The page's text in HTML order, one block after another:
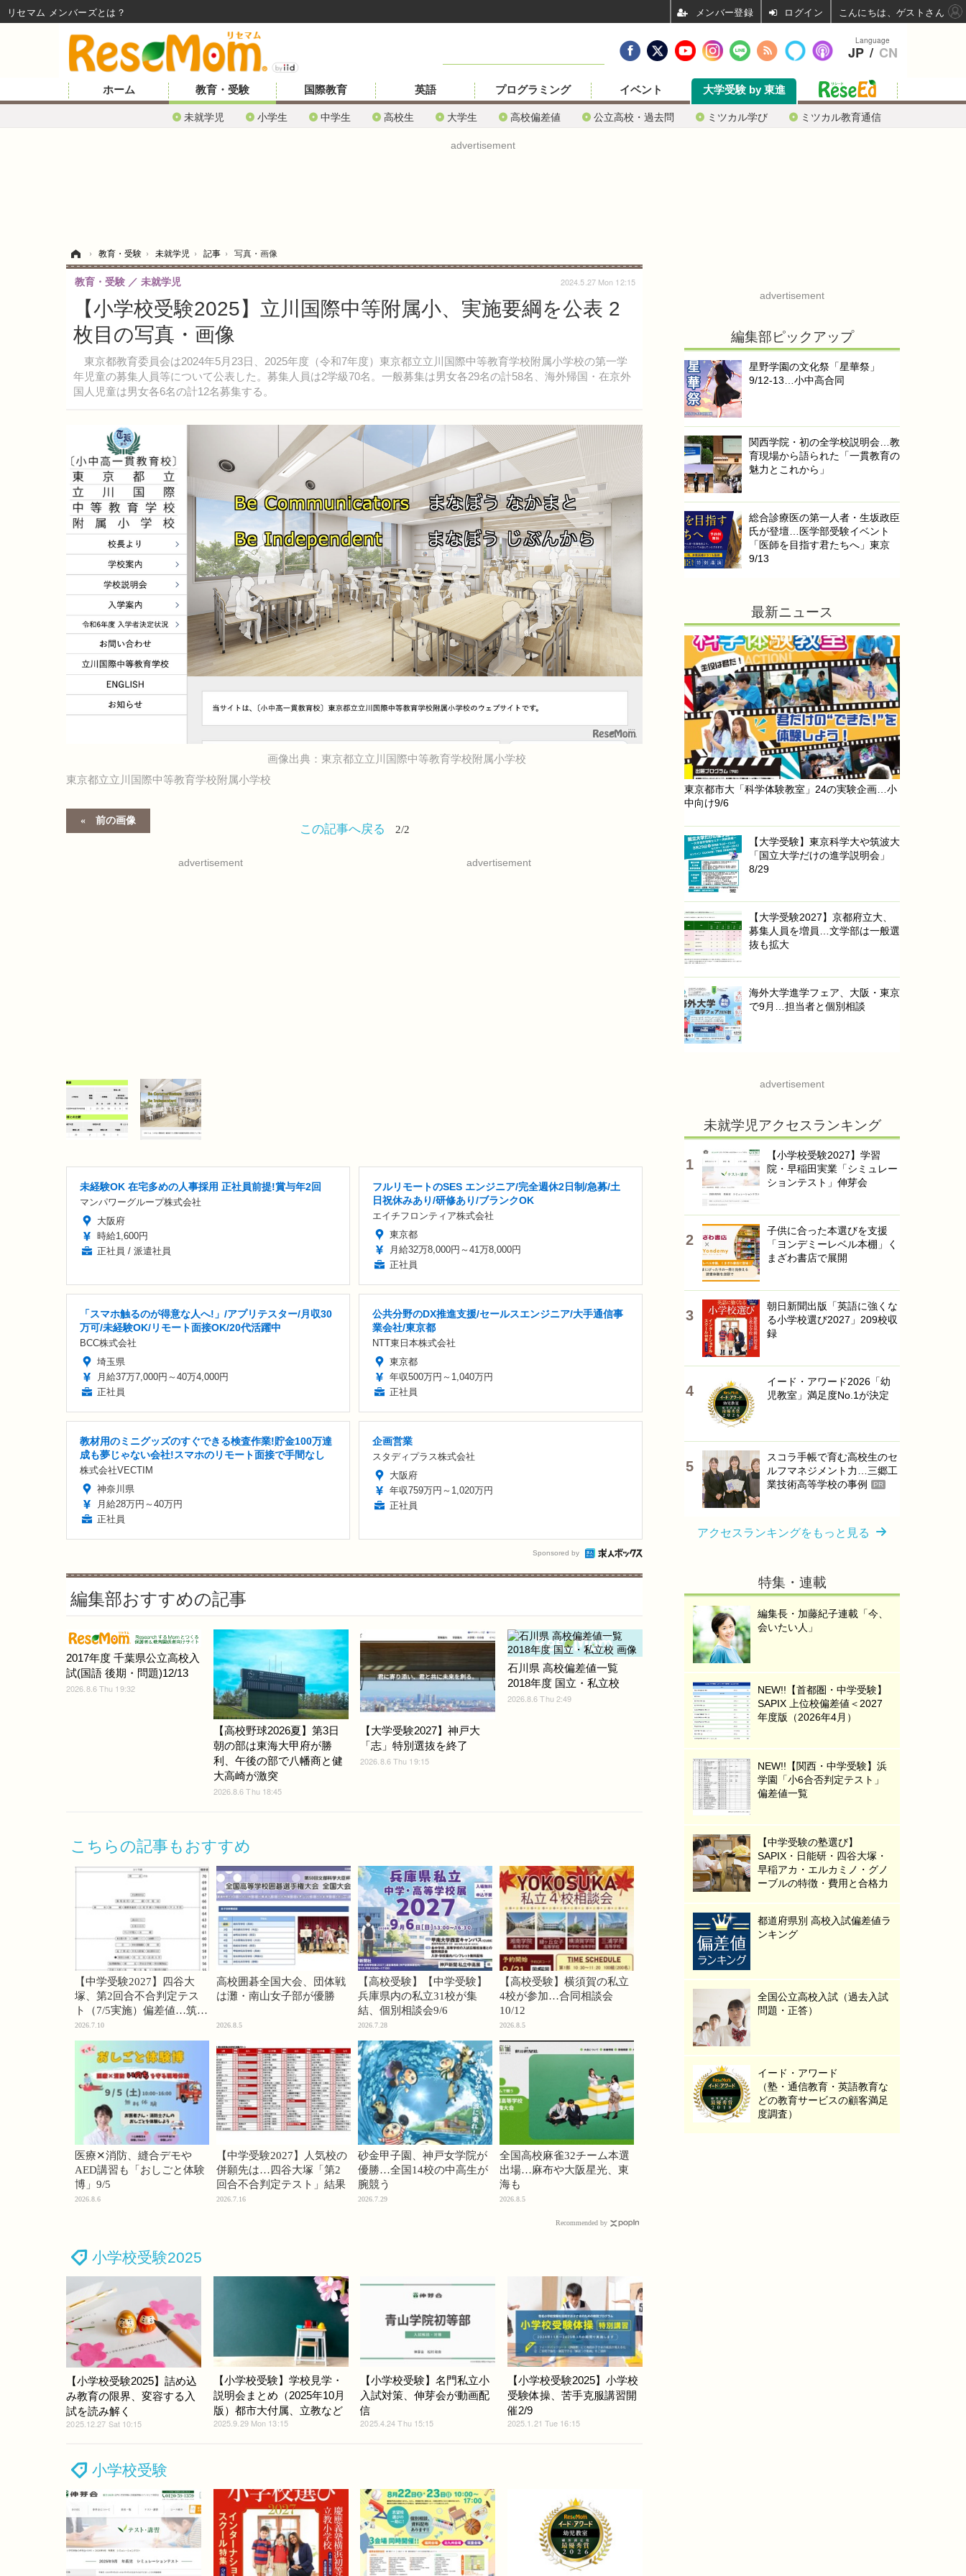
ホーム 教育・受験
未就学児 小学生 中学生 高校生 大学生 高校偏差値 公立高校・過去問 ミツカル学び ミツカル教育通信
国際教育 英語 プログラミング イベント 大学受験 by 東進
advertisement
› 教育・受験 › 未就学児 › 記事 › 写真・画像
【小学校受験2025】立川国際中等附属小、実施要綱を公表 2
枚目の写真・画像
東京都教育委員会は2024年5月23日、2025年度（令和7年度）東京都立立川国際中等教育学校附属小学校の第一学
年児童の募集人員等について公表した。募集人員は2学級70名。一般募集は男女各29名の計58名、海外帰国・在京外
国人児童は男女各6名の計12名募集する。
教育・受験 未就学児 2024.5.27 Mon 12:15
画像出典：東京都立立川国際中等教育学校附属小学校
東京都立立川国際中等教育学校附属小学校
前の画像
この記事へ戻る 2/2
advertisement advertisement
未経験OK 在宅多めの人事採用 正社員前提!賞与年2回
マンパワーグループ株式会社
大阪府
時給1,600円
正社員 / 派遣社員
フルリモートのSES エンジニア/完全週休2日制/急募/土
日祝休みあり/研修あり/ブランクOK
エイチフロンティア株式会社
東京都
月給32万8,000円～41万8,000円
正社員
「スマホ触るのが得意な人へ!」/アプリテスター/月収30
万可/未経験OK/リモート面接OK/20代活躍中
BCC株式会社
埼玉県
月給37万7,000円～40万4,000円
正社員
公共分野のDX推進支援/セールスエンジニア/大手通信事
業会社/東京都
NTT東日本株式会社
東京都
年収500万円～1,040万円
正社員
教材用のミニグッズのすぐできる検査作業!貯金100万達
成も夢じゃない会社!スマホのリモート面接で手間なし
株式会社VECTIM
神奈川県
月給28万円～40万円
正社員
企画営業
スタディプラス株式会社
大阪府
年収759万円～1,020万円
正社員
Sponsored by
編集部おすすめの記事
2017年度 千葉県公立高校入
試(国語 後期・問題)12/13
2026.8.6 Thu 19:32
【高校野球2026夏】第3日
朝の部は東海大甲府が勝
利、午後の部で八幡商と健
大高崎が激突
2026.8.6 Thu 18:45
【大学受験2027】神戸大
「志」特別選抜を終了
2026.8.6 Thu 19:15
石川県 高校偏差値一覧
2018年度 国立・私立校
2026.8.6 Thu 2:49
こちらの記事もおすすめ
【中学受験2027】四谷大
塚、第2回合不合判定テス
ト（7/5実施）偏差値…筑駒
74・桜蔭70＜PR＞
2026.7.10
高校囲碁全国大会、団体戦
は灘・南山女子部が優勝
2026.8.5
【高校受験】【中学受験】
兵庫県内の私立31校が集
結、個別相談会9/6
2026.7.28
【高校受験】横須賀の私立
4校が参加…合同相談会
10/12
2026.8.5
医療✕消防、縫合デモや
AED講習も「おしごと体験
博」9/5
2026.8.6
【中学受験2027】人気校の
併願先は…四谷大塚「第2
回合不合判定テスト」結果
2026.7.16
砂金甲子園、神戸女学院が
優勝…全国14校の中高生が
腕競う
2026.7.29
全国高校麻雀32チーム本選
出場…麻布や大阪星光、東
海も
2026.8.5
Recommended by
小学校受験2025
【小学校受験2025】詰め込
み教育の限界、変容する入
試を読み解く
2025.12.27 Sat 10:15
【小学校受験】学校見学・
説明会まとめ（2025年10月
版）都市大付属、立教など
2025.9.29 Mon 13:15
【小学校受験】名門私立小
入試対策、伸芽会が動画配
信
2025.4.24 Thu 15:15
【小学校受験2025】小学校
受験体操、苦手克服講習開
催2/9
2025.1.21 Tue 16:15
小学校受験
advertisement
編集部ピックアップ
星野学園の文化祭「星華祭」
9/12-13…小中高合同
関西学院・初の全学校説明会…教
育現場から語られた「一貫教育の
魅力とこれから」
総合診療医の第一人者・生坂政臣
氏が登壇…医学部受験イベント
「医師を目指す君たちへ」東京
9/13
最新ニュース
東京都市大「科学体験教室」24の実験企画…小
中向け9/6
【大学受験】東京科学大や筑波大
「国立大学だけの進学説明会」
8/29
【大学受験2027】京都府立大、
募集人員を増員…文学部は一般選
抜も拡大
海外大学進学フェア、大阪・東京
で9月…担当者と個別相談
advertisement
未就学児アクセスランキング
【小学校受験2027】学習
院・早稲田実業「シミュレー
ションテスト」伸芽会
子供に合った本選びを支援
「ヨンデミーレベル本棚」く
まざわ書店で展開
朝日新聞出版「英語に強くな
る小学校選び2027」209校収
録
イード・アワード2026「幼
児教室」満足度No.1が決定
スコラ手帳で育む高校生のセ
ルフマネジメント力…三郷工
業技術高等学校の事例
PR
アクセスランキングをもっと見る
特集・連載
編集長・加藤紀子連載「今、
会いたい人」
NEW!!【首都圏・中学受験】
SAPIX 上位校偏差値＜2027
年度版（2026年4月）
NEW!!【関西・中学受験】浜
学園「小6合否判定テスト」
偏差値一覧
【中学受験の塾選び】
SAPIX・日能研・四谷大塚・
早稲アカ・エルカミノ・グノ
ーブルの特徴・費用と合格力
都道府県別 高校入試偏差値ラ
ンキング
全国公立高校入試（過去入試
問題・正答）
イード・アワード
（塾・通信教育・英語教育な
どの教育サービスの顧客満足
度調査）
Language
JP / CN
リセマム メンバーズ ログイン こんにちは、ゲストさん